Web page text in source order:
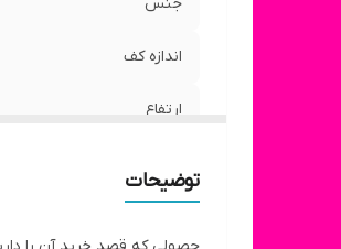
اندازه کف
ارتفاع
توضیحات